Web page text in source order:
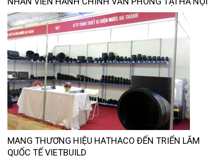
MANG THƯƠNG HIỆU HATHACO ĐẾN TRIỂN LÃM
QUỐC TẾ VIETBUILD